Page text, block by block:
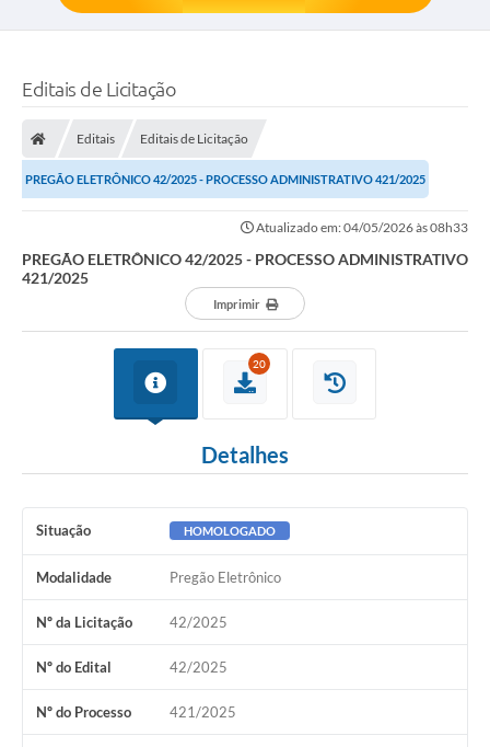
Editais de Licitação
Editais Editais de Licitação
PREGÃO ELETRÔNICO 42/2025 - PROCESSO ADMINISTRATIVO 421/2025
Atualizado em: 04/05/2026 às 08h33
PREGÃO ELETRÔNICO 42/2025 - PROCESSO ADMINISTRATIVO
421/2025
Imprimir
20
Detalhes
Situação HOMOLOGADO
Modalidade Pregão Eletrônico
Nº da Licitação 42/2025
Nº do Edital 42/2025
Nº do Processo 421/2025